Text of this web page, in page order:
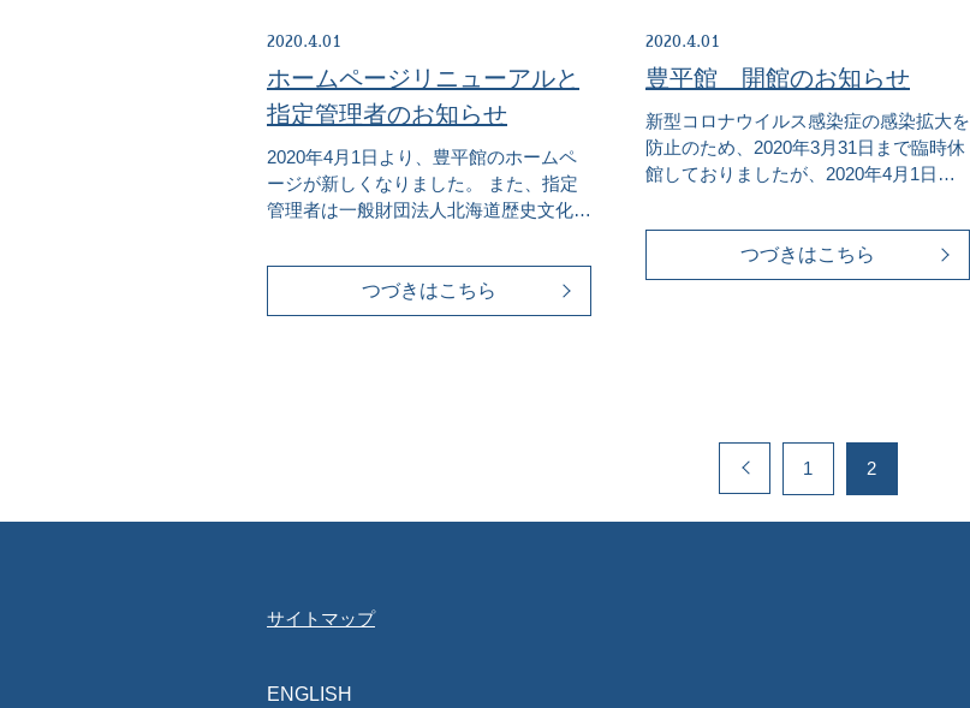
2020.4.01
ホームページリニューアルと
指定管理者のお知らせ
2020年4月1日より、豊平館のホームペ
ージが新しくなりました。 また、指定
管理者は一般財団法人北海道歴史文化財
つづきはこちら
2020.4.01
豊平館 開館のお知らせ
新型コロナウイルス感染症の感染拡大を
防止のため、2020年3月31日まで臨時休
館しておりましたが、2020年4月1日よ
つづきはこちら
1 2
サイトマップ
ENGLISH